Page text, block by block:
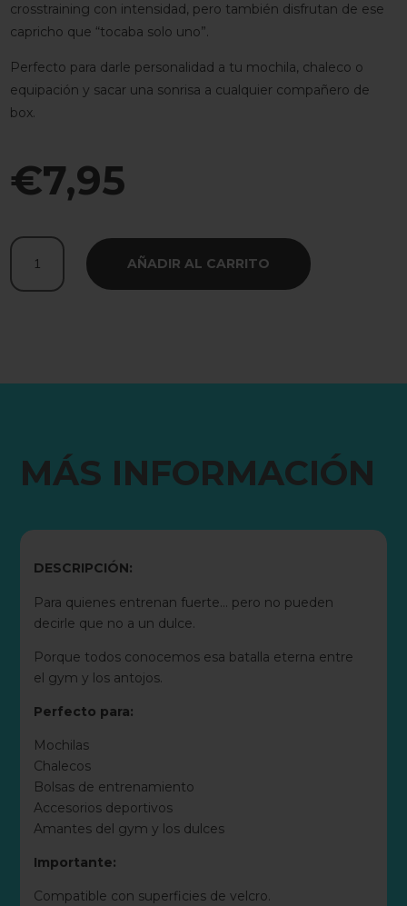
crosstraining con intensidad, pero también disfrutan de ese
capricho que “tocaba solo uno”.
Perfecto para darle personalidad a tu mochila, chaleco o
equipación y sacar una sonrisa a cualquier compañero de
box.
€7,95
Parche
Dulce
al
AÑADIR AL CARRITO
MÁS INFORMACIÓN
DESCRIPCIÓN:
Para quienes entrenan fuerte… pero no pueden
decirle que no a un dulce.
Porque todos conocemos esa batalla eterna entre
el gym y los antojos.
Perfecto para:
Mochilas
Chalecos
Bolsas de entrenamiento
Accesorios deportivos
Amantes del gym y los dulces
Importante:
Compatible con superficies de velcro.